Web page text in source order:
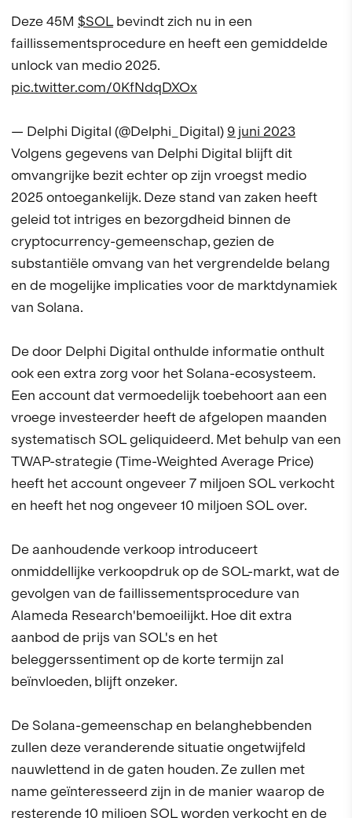
Deze 45M $SOLbevindt zich nu in een
faillissementsprocedure en heeft een gemiddelde
unlock van medio 2025.
pic.twitter.com/0KfNdqDXOx
— Delphi Digital (@Delphi_Digital) 9 juni 2023
Volgens gegevens van Delphi Digital blijft dit
omvangrijke bezit echter op zijn vroegst medio
2025 ontoegankelijk. Deze stand van zaken heeft
geleid tot intriges en bezorgdheid binnen de
cryptocurrency-gemeenschap, gezien de
substantiële omvang van het vergrendelde belang
en de mogelijke implicaties voor de marktdynamiek
van Solana.
De door Delphi Digital onthulde informatie onthult
ook een extra zorg voor het Solana-ecosysteem.
Een account dat vermoedelijk toebehoort aan een
vroege investeerder heeft de afgelopen maanden
systematisch SOL geliquideerd. Met behulp van een
TWAP-strategie (Time-Weighted Average Price)
heeft het account ongeveer 7 miljoen SOL verkocht
en heeft het nog ongeveer 10 miljoen SOL over.
De aanhoudende verkoop introduceert
onmiddellijke verkoopdruk op de SOL-markt, wat de
gevolgen van de faillissementsprocedure van
Alameda Research'bemoeilijkt. Hoe dit extra
aanbod de prijs van SOL's en het
beleggerssentiment op de korte termijn zal
beïnvloeden, blijft onzeker.
De Solana-gemeenschap en belanghebbenden
zullen deze veranderende situatie ongetwijfeld
nauwlettend in de gaten houden. Ze zullen met
name geïnteresseerd zijn in de manier waarop de
resterende 10 miljoen SOL worden verkocht en de